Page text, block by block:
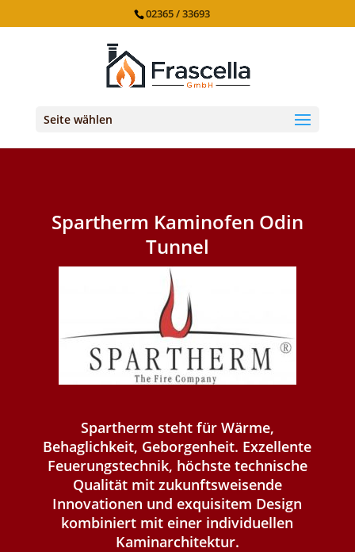
02365 / 33693
Seite wählen
Spartherm Kaminofen Odin
Tunnel
Spartherm steht für Wärme,
Behaglichkeit, Geborgenheit. Exzellente
Feuerungstechnik, höchste technische
Qualität mit zukunftsweisende
Innovationen und exquisitem Design
kombiniert mit einer individuellen
Kaminarchitektur.